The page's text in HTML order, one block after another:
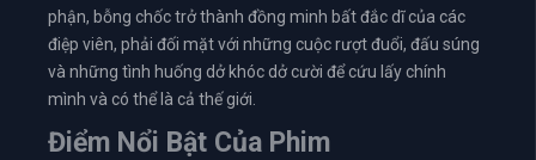
phận, bỗng chốc trở thành đồng minh bất đắc dĩ của các
điệp viên, phải đối mặt với những cuộc rượt đuổi, đấu súng
và những tình huống dở khóc dở cười để cứu lấy chính
mình và có thể là cả thế giới.
Điểm Nổi Bật Của Phim